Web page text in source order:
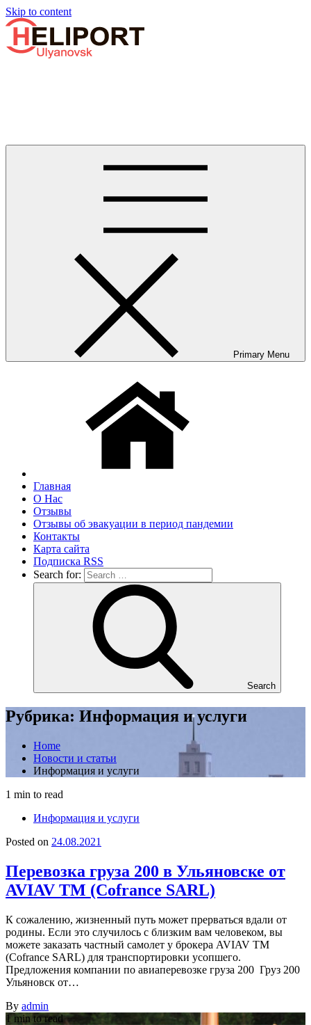
Skip to content
Primary Menu
Главная
О Нас
Отзывы
Отзывы об эвакуации в период пандемии
Контакты
Карта сайта
Подписка RSS
Search for:
Search
Рубрика: Информация и услуги
Home
Новости и статьи
Информация и услуги
1 min to read
Информация и услуги
Posted on 24.08.2021
Перевозка груза 200 в Ульяновске от
AVIAV TM (Cofrance SARL)
К сожалению, жизненный путь может прерваться вдали от
родины. Если это случилось с близким вам человеком, вы
можете заказать частный самолет у брокера AVIAV TM
(Cofrance SARL) для транспортировки усопшего.
Предложения компании по авиаперевозке груза 200 Груз 200
Ульяновск от…
By admin
1 min to read